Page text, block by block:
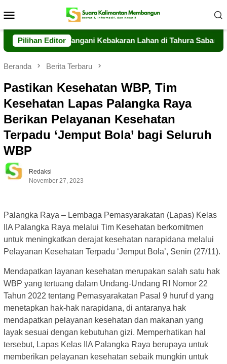
ke
Mobile
Pilihan Editor
Sigap Tangani Kebakaran Lahan di Tahura Sabaru
Beranda Berita Terbaru
Pastikan Kesehatan WBP, Tim
Kesehatan Lapas Palangka Raya
Berikan Pelayanan Kesehatan
Terpadu ‘Jemput Bola’ bagi Seluruh
WBP
Redaksi
November 27, 2023
Palangka Raya – Lembaga Pemasyarakatan (Lapas) Kelas
IIA Palangka Raya melalui Tim Kesehatan berkomitmen
untuk meningkatkan derajat kesehatan narapidana melalui
Pelayanan Kesehatan Terpadu ‘Jemput Bola’, Senin (27/11).
Mendapatkan layanan kesehatan merupakan salah satu hak
WBP yang tertuang dalam Undang-Undang RI Nomor 22
Tahun 2022 tentang Pemasyarakatan Pasal 9 huruf d yang
menetapkan hak-hak narapidana, di antaranya hak
mendapatkan pelayanan kesehatan dan makanan yang
layak sesuai dengan kebutuhan gizi. Memperhatikan hal
tersebut, Lapas Kelas IIA Palangka Raya berupaya untuk
memberikan pelayanan kesehatan sebaik mungkin untuk